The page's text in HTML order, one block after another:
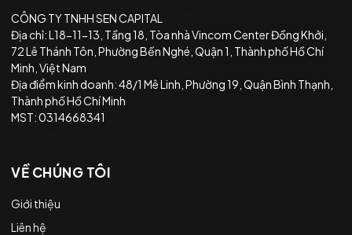
CÔNG TY TNHH SEN CAPITAL
Địa chỉ: L18-11-13, Tầng 18, Tòa nhà Vincom Center Đồng Khởi,
72 Lê Thánh Tôn, Phường Bến Nghé, Quận 1, Thành phố Hồ Chí
Minh, Việt Nam
Địa điểm kinh doanh: 48/1 Mê Linh, Phường 19, Quận Bình Thạnh,
Thành phố Hồ Chí Minh
MST: 0314668341
VỀ CHÚNG TÔI
Giới thiệu
Liên hệ